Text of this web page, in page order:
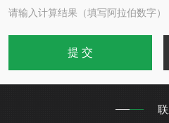
请输入计算结果（填写阿拉伯数字